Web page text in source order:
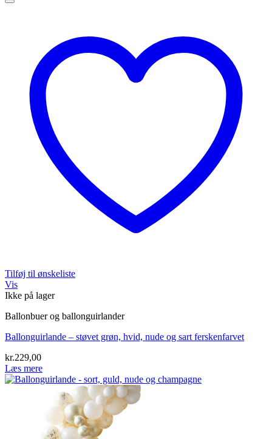
Tilføj til ønskeliste
Vis
Ikke på lager
Ballonbuer og ballonguirlander
Ballonguirlande – støvet grøn, hvid, nude og sart ferskenfarvet
kr.229,00
Læs mere